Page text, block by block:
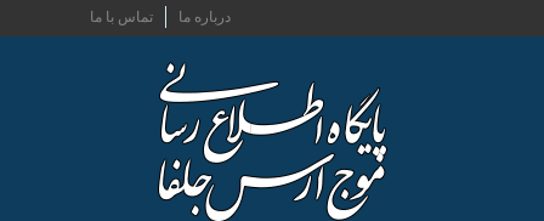
تماس با ما درباره ما